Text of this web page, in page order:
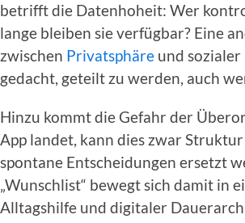
betrifft die Datenhoheit: Wer
lange bleiben sie verfügbar? Eine
zwischen Privatsphäre und
gedacht, geteilt zu werden, auch
Hinzu kommt die Gefahr der
App landet, kann dies zwar
spontane Entscheidungen ersetzt
„Wunschlist“ bewegt sich damit in
Alltagshilfe und digitaler